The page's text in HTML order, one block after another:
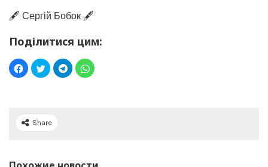
🖋️ Сергій Бобок 🖋️
Поділитися цим:
Share